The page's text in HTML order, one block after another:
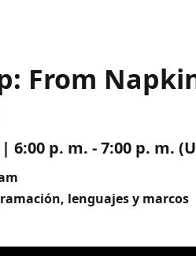
From
6:00 p. m. - 7:00 p. m.
lenguajes y marcos